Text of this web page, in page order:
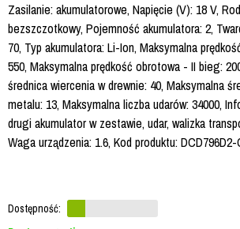
Zasilanie: akumulatorowe, Napięcie (V): 18 V,
bezszczotkowy, Pojemność akumulatora: 2,
70, Typ akumulatora: Li-Ion, Maksymalna
550, Maksymalna prędkość obrotowa - II bieg:
średnica wiercenia w drewnie: 40, Maksymalna
metalu: 13, Maksymalna liczba udarów: 34000,
drugi akumulator w zestawie, udar, walizka
Waga urządzenia: 1.6, Kod produktu: DCD796D2-
Dostępność: